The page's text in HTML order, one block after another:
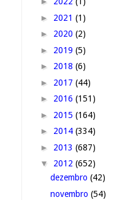
► 2021 (1)
► 2020 (2)
► 2019 (5)
► 2018 (6)
► 2017 (44)
► 2016 (151)
► 2015 (164)
► 2014 (334)
► 2013 (687)
▼ 2012 (652)
dezembro (42)
novembro (54)